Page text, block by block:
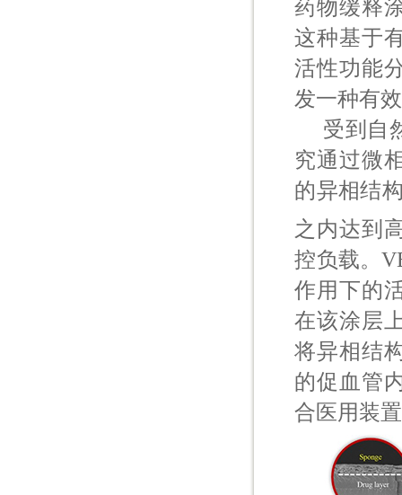
药物缓释
这种基于
活性功能
发一种有
受到自
究通过微
的异相结
之内达到
控负载。
作用下的
在该涂层
将异相结
的促血管
合医用装